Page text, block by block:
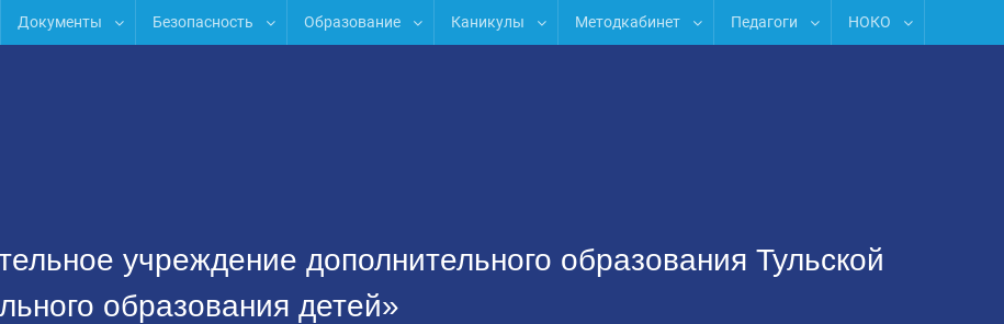
Документы Безопасность Образование Каникулы Методкабинет Педагоги НОКО
учреждение дополнительного образования Тульской
образования детей»